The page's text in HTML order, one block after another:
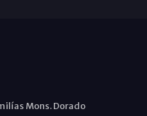
Mons. Dorado